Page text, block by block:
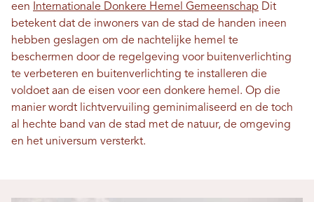
een
Internationale Donkere Hemel Gemeenschap Dit
betekent dat de inwoners van de stad de handen ineen
hebben geslagen om de nachtelijke hemel te
beschermen door de regelgeving voor buitenverlichting
te verbeteren en buitenverlichting te installeren die
voldoet aan de eisen voor een donkere hemel. Op die
manier wordt lichtvervuiling geminimaliseerd en de toch
al hechte band van de stad met de natuur, de omgeving
en het universum versterkt.